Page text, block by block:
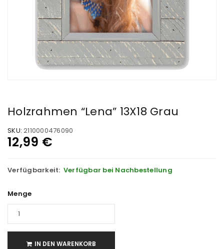
Holzrahmen “Lena” 13X18 Grau
SKU: 2110000476090
12,99 €
Verfügbarkeit: Verfügbar bei Nachbestellung
Menge
IN DEN WARENKORB